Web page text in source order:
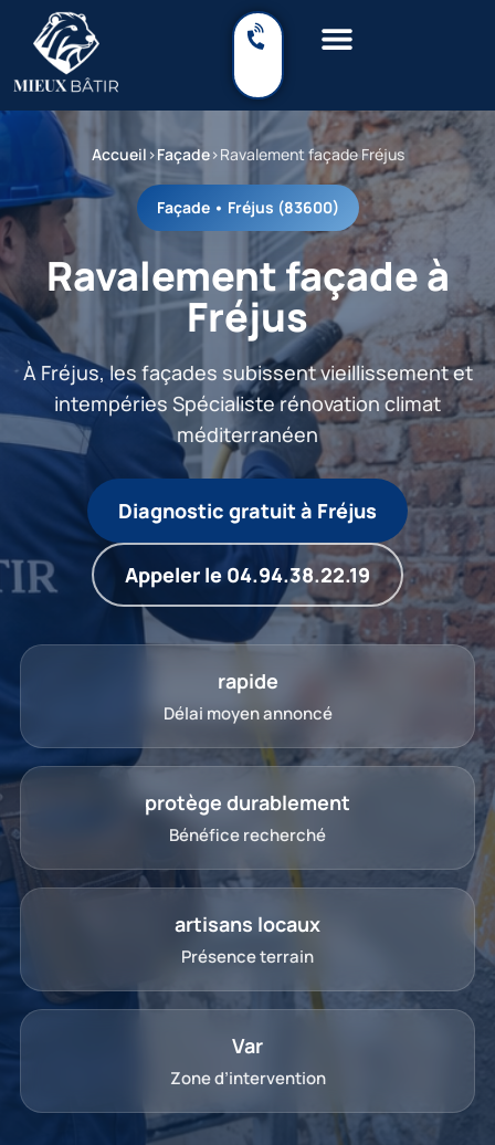
Accueil›Façade›Ravalement façade Fréjus
Façade • Fréjus (83600)
Ravalement façade à
Fréjus
À Fréjus, les façades subissent vieillissement et
intempéries Spécialiste rénovation climat
méditerranéen
Diagnostic gratuit à Fréjus
Appeler le 04.94.38.22.19
rapide
Délai moyen annoncé
protège durablement
Bénéfice recherché
artisans locaux
Présence terrain
Var
Zone d’intervention